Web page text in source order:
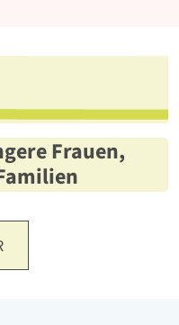
Frauen,